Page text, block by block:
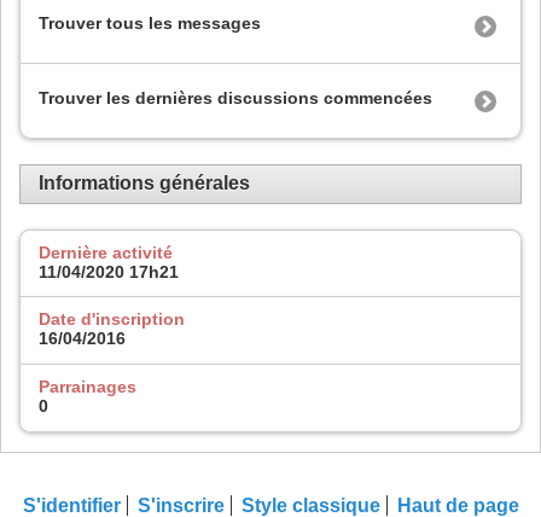
Trouver tous les messages
Trouver les dernières discussions commencées
Informations générales
Dernière activité
11/04/2020 17h21
Date d'inscription
16/04/2016
Parrainages
0
S'identifier S'inscrire Style classique Haut de page